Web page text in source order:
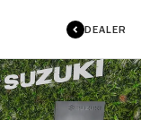
DEALER